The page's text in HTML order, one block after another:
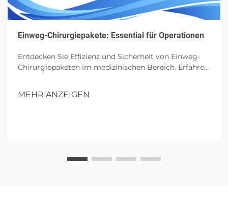
Einweg-Chirurgiepakete: Essential für Operationen
Entdecken Sie Effizienz und Sicherheit von Einweg-
Chirurgiepaketen im medizinischen Bereich. Erfahren
MEHR ANZEIGEN